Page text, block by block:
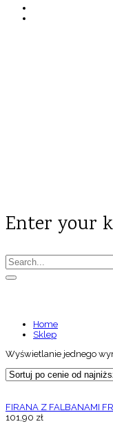
Enter your
Home
Sklep
Wyświetlanie jednego
FIRANA Z FALBANAMI
101,90 zł